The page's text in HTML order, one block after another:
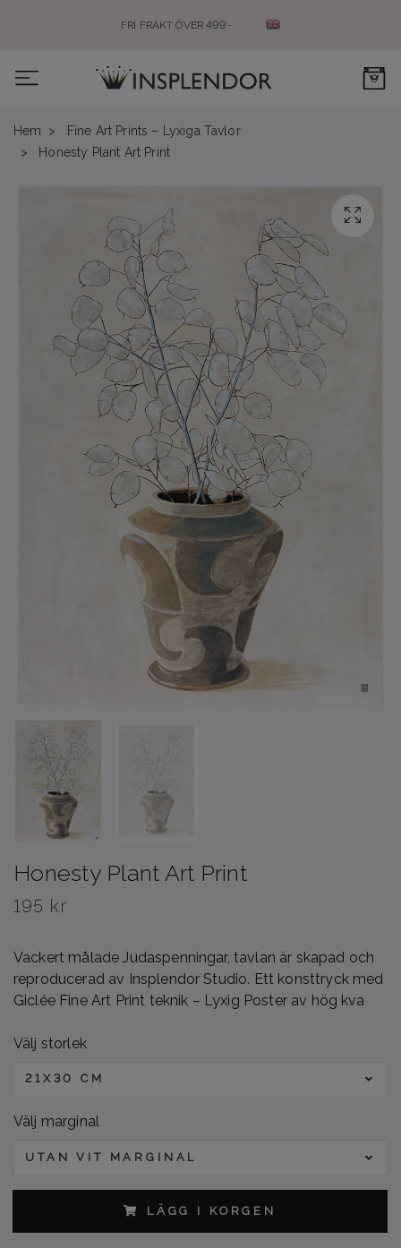
FRI FRAKT ÖVER 499:-
0
Hem
Fine Art Prints – Lyxiga Tavlor
Honesty Plant Art Print
Honesty Plant Art Print
195 kr
Vackert målade Judaspenningar, tavlan är skapad och
reproducerad av Insplendor Studio. Ett konsttryck med
Giclée Fine Art Print teknik – Lyxig Poster av hög kva
Välj storlek
21X30 CM
Välj marginal
UTAN VIT MARGINAL
LÄGG I KORGEN